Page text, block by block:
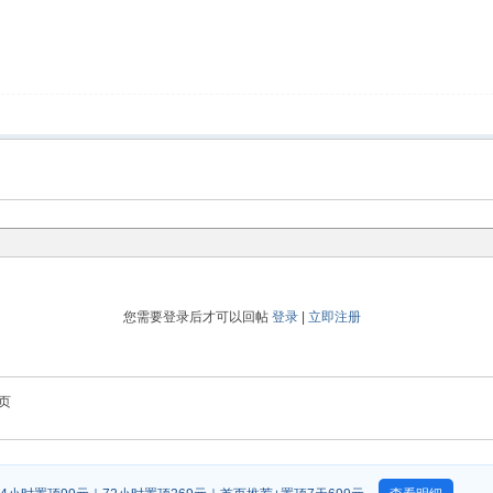
您需要登录后才可以回帖 登录| 立即注册